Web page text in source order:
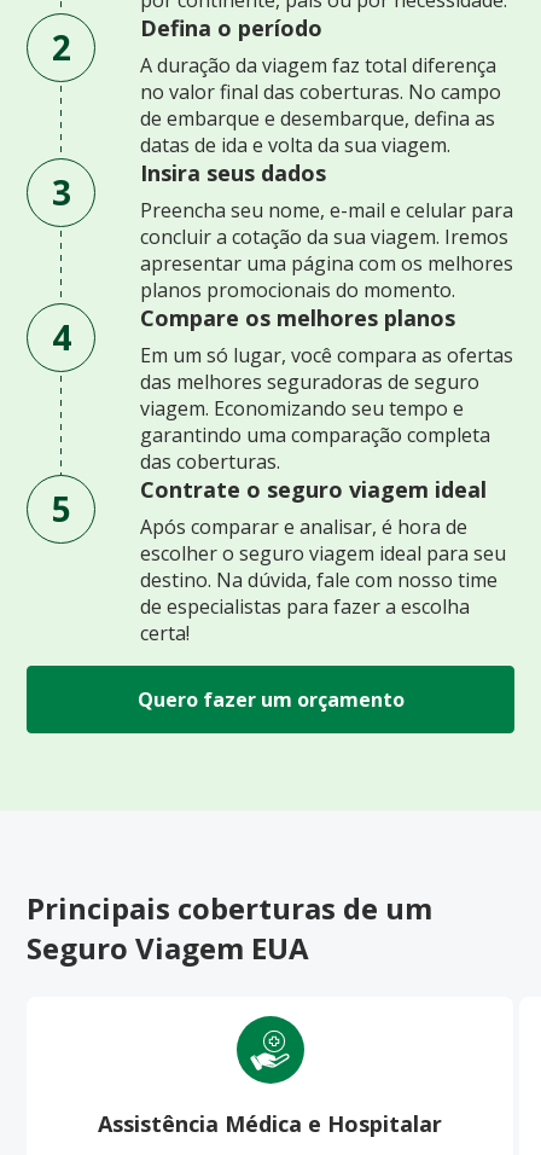
2 Defina o período
A duração da viagem faz total diferença
no valor final das coberturas. No campo
de embarque e desembarque, defina as
datas de ida e volta da sua viagem.
3 Insira seus dados
Preencha seu nome, e-mail e celular para
concluir a cotação da sua viagem. Iremos
apresentar uma página com os melhores
planos promocionais do momento.
4 Compare os melhores planos
Em um só lugar, você compara as ofertas
das melhores seguradoras de seguro
viagem. Economizando seu tempo e
garantindo uma comparação completa
das coberturas.
5 Contrate o seguro viagem ideal
Após comparar e analisar, é hora de
escolher o seguro viagem ideal para seu
destino. Na dúvida, fale com nosso time
de especialistas para fazer a escolha
certa!
Quero fazer um orçamento
Principais coberturas de um
Seguro Viagem EUA
Assistência Médica e Hospitalar